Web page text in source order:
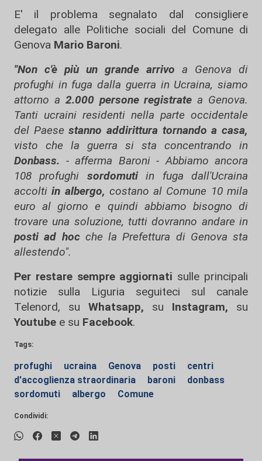
E' il problema segnalato dal consigliere
delegato alle Politiche sociali del Comune di
Genova Mario Baroni.
"Non c'è più un grande arrivo a Genova di
profughi in fuga dalla guerra in Ucraina, siamo
attorno a 2.000 persone registrate a Genova.
Tanti ucraini residenti nella parte occidentale
del Paesestanno addirittura tornando a casa,
visto che la guerra si sta concentrando in
Donbass. - afferma Baroni - Abbiamo ancora
108 profughi sordomutiin fuga dall'Ucraina
accoltiin albergo, costano al Comune 10 mila
euro al giorno e quindi abbiamo bisogno di
trovare una soluzione, tutti dovranno andare in
posti ad hocche la Prefettura di Genova sta
allestendo".
Per restare sempre aggiornati sulle principali
notizie sulla Liguria seguiteci sul canale
Telenord, su
Whatsapp, su Instagram, su
Youtube e su Facebook.
Tags:
profughi ucraina Genova posti
centri
d'accoglienza straordinaria
baroni
donbass
sordomuti
albergo Comune
Condividi: